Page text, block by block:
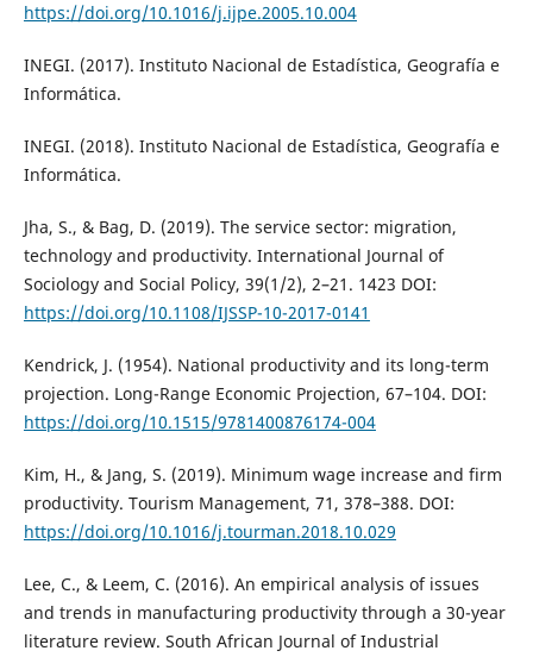
https://doi.org/10.1016/j.ijpe.2005.10.004
INEGI. (2017). Instituto Nacional de Estadística, Geografía e
Informática.
INEGI. (2018). Instituto Nacional de Estadística, Geografía e
Informática.
Jha, S., & Bag, D. (2019). The service sector: migration,
technology and productivity. International Journal of
Sociology and Social Policy, 39(1/2), 2–21. 1423 DOI:
https://doi.org/10.1108/IJSSP-10-2017-0141
Kendrick, J. (1954). National productivity and its long-term
projection. Long-Range Economic Projection, 67–104. DOI:
https://doi.org/10.1515/9781400876174-004
Kim, H., & Jang, S. (2019). Minimum wage increase and firm
productivity. Tourism Management, 71, 378–388. DOI:
https://doi.org/10.1016/j.tourman.2018.10.029
Lee, C., & Leem, C. (2016). An empirical analysis of issues
and trends in manufacturing productivity through a 30-year
literature review. South African Journal of Industrial